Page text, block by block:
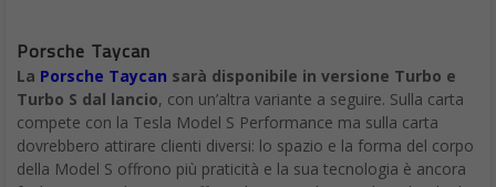
Porsche Taycan
La Porsche Taycan sarà disponibile in versione Turbo e
Turbo S dal lancio, con un’altra variante a seguire. Sulla carta
compete con la Tesla Model S Performance ma sulla carta
dovrebbero attirare clienti diversi: lo spazio e la forma del corpo
della Model S offrono più praticità e la sua tecnologia è ancora